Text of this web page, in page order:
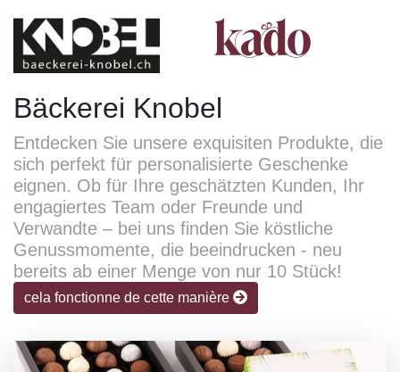
Bäckerei Knobel
Entdecken Sie unsere exquisiten Produkte, die
sich perfekt für personalisierte Geschenke
eignen. Ob für Ihre geschätzten Kunden, Ihr
engagiertes Team oder Freunde und
Verwandte – bei uns finden Sie köstliche
Genussmomente, die beeindrucken - neu
bereits ab einer Menge von nur 10 Stück!
cela fonctionne de cette manière